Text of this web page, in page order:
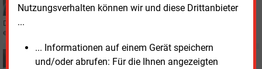
Nutzungsverhalten können wir und diese Drittanbieter
...
... Informationen auf einem Gerät speichern
und/oder abrufen: Für die Ihnen angezeigten
Die Eon-Sparte für öffentliche E-Auto-Ladeinfrastruktur mit Sitz in Essen hat
einen neuen Chef bekommen.
Mittwoch, 11.06.2025, 13:00